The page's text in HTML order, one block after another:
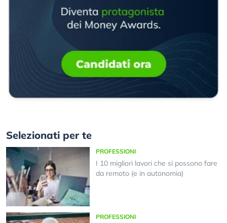
Selezionati per te
PROFESSIONI
I 10 migliori lavori che si possono fare
da remoto (e in autonomia)
PROFESSIONI